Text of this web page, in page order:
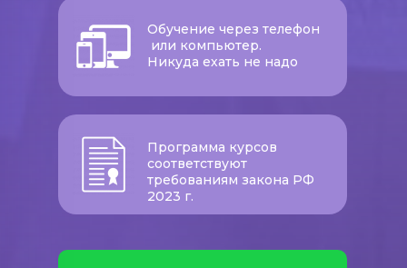
Обучение через телефон
или компьютер.
Никуда ехать не надо
Программа курсов
соответствуют
требованиям закона РФ
2023 г.